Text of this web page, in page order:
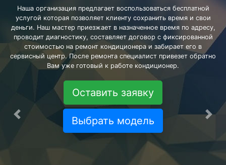
Наша организация предлагает воспользоваться бесплатной
услугой которая позволяет клиенту сохранить время и свои
деньги. Наш мастер приезжает в назначенное время по адресу,
проводит диагностику, составляет договор с фиксированной
стоимостью на ремонт кондиционера и забирает его в
сервисный центр. После ремонта специалист привезет обратно
Вам уже готовый к работе кондиционер.
Оставить заявку
Выбрать модель
Предыдущая